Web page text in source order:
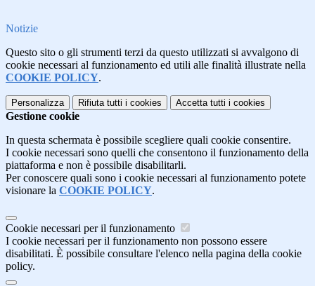
Notizie
Questo sito o gli strumenti terzi da questo utilizzati si avvalgono di
cookie necessari al funzionamento ed utili alle finalità illustrate nella
COOKIE POLICY.
Personalizza Rifiuta tutti i cookies Accetta tutti i cookies
Gestione cookie
In questa schermata è possibile scegliere quali cookie consentire.
I cookie necessari sono quelli che consentono il funzionamento della
piattaforma e non è possibile disabilitarli.
Per conoscere quali sono i cookie necessari al funzionamento potete
visionare la COOKIE POLICY.
Cookie necessari per il funzionamento
I cookie necessari per il funzionamento non possono essere
disabilitati. È possibile consultare l'elenco nella pagina della cookie
policy.